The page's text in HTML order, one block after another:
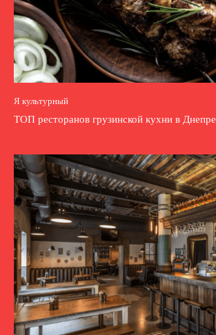
Я культурный
ТОП ресторанов грузинской кухни в Днепре